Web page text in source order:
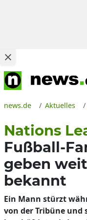
news.de Aktuelles
Nations
Fußball-
geben
bekannt
Ein Mann stürzt
von der Tribüne und